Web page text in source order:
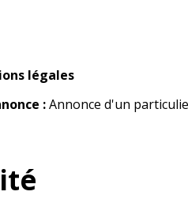
légales
légales
:Annonce d'un